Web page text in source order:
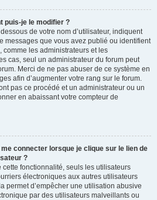
puis-je le modifier ?
de votre nom d’utilisateur, indiquent
messages que vous avez publié ou identifient
les administrateurs et les
cas, seul un administrateur du forum peut
Merci de ne pas abuser de ce système en
afin d’augmenter votre rang sur le forum.
pas ce procédé et un administrateur ou un
en abaissant votre compteur de
me connecter lorsque je clique sur le lien de
?
fonctionnalité, seuls les utilisateurs
électroniques aux autres utilisateurs
permet d’empêcher une utilisation abusive
par des utilisateurs malveillants ou